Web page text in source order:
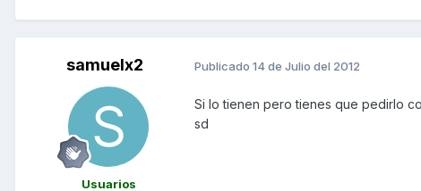
samuelx2
Usuarios
Publicado 14 de Julio del 2012
Si lo tienen pero tienes que pedirlo
sd